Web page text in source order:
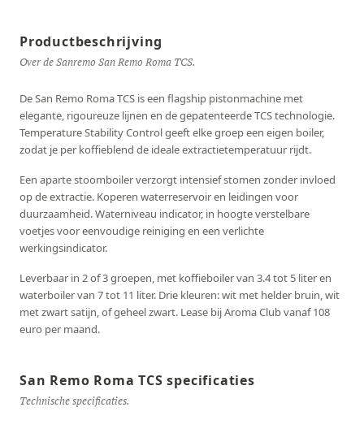
Productbeschrijving
Over de Sanremo San Remo Roma TCS.
De San Remo Roma TCS is een flagship pistonmachine met
elegante, rigoureuze lijnen en de gepatenteerde TCS technologie.
Temperature Stability Control geeft elke groep een eigen boiler,
zodat je per koffieblend de ideale extractietemperatuur rijdt.
Een aparte stoomboiler verzorgt intensief stomen zonder invloed
op de extractie. Koperen waterreservoir en leidingen voor
duurzaamheid. Waterniveau indicator, in hoogte verstelbare
voetjes voor eenvoudige reiniging en een verlichte
werkingsindicator.
Leverbaar in 2 of 3 groepen, met koffieboiler van 3.4 tot 5 liter en
waterboiler van 7 tot 11 liter. Drie kleuren: wit met helder bruin, wit
met zwart satijn, of geheel zwart. Lease bij Aroma Club vanaf 108
euro per maand.
San Remo Roma TCS specificaties
Technische specificaties.